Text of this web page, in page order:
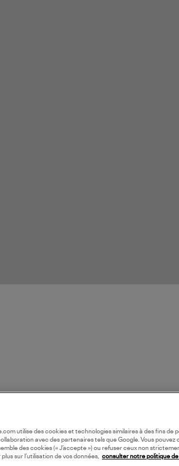
utilise des cookies et technologies similaires à des fins de
avec des partenaires tels que Google. Vous pouvez
des cookies (« J’accepte ») ou refuser ceux non
plus sur l’utilisation de vos données, consulter notre politique